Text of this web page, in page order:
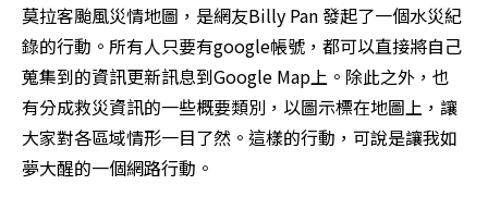
莫拉客颱風災情地圖，是網友Billy Pan 發起了一個水災紀
錄的行動。所有人只要有google帳號，都可以直接將自己
蒐集到的資訊更新訊息到Google Map上。除此之外，也
有分成救災資訊的一些概要類別，以圖示標在地圖上，讓
大家對各區域情形一目了然。這樣的行動，可說是讓我如
夢大醒的一個網路行動。